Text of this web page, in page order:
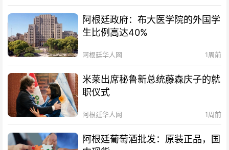
阿根廷政府：布大医学院的外国学
生比例高达40%
阿根廷华人网 1周前
米莱出席秘鲁新总统藤森庆子的就
职仪式
阿根廷华人网 1周前
阿根廷葡萄酒批发：原装正品，国